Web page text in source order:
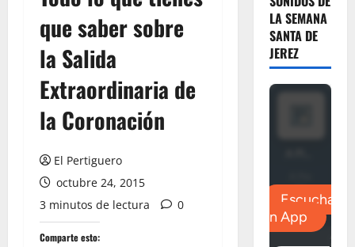
que saber sobre
la Salida
Extraordinaria de
la Coronación
El Pertiguero
octubre 24, 2015
3 minutos de lectura
0
Comparte esto:
LA SEMANA
SANTA DE
JEREZ